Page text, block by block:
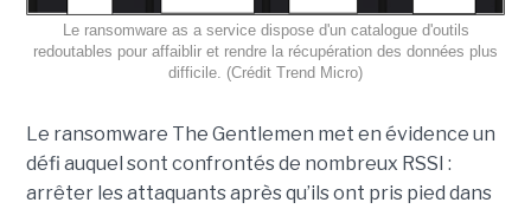
Le ransomware as a service dispose d'un catalogue d'outils
redoutables pour affaiblir et rendre la récupération des données plus
difficile. (Crédit Trend Micro)
Le ransomware The Gentlemen met en évidence un
défi auquel sont confrontés de nombreux RSSI :
arrêter les attaquants après qu’ils ont pris pied dans